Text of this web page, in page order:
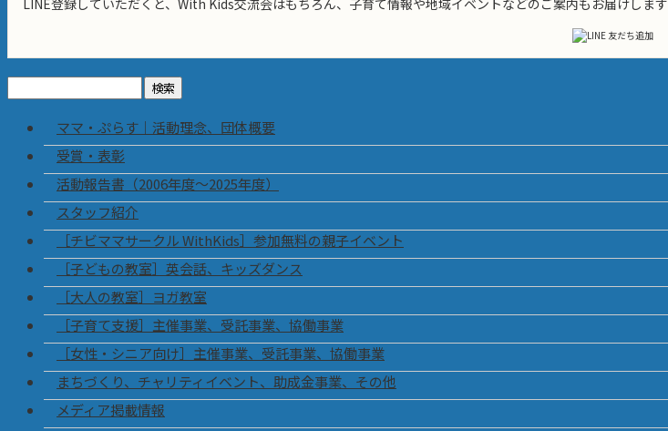
LINE登録していただくと、With Kids交流会はもちろん、子育て情報や地域イベントなどのご案内もお届けします
索:
ママ・ぷらす｜活動理念、団体概要
受賞・表彰
活動報告書（2006年度～2025年度）
スタッフ紹介
［チビママサークル WithKids］参加無料の親子イベント
［子どもの教室］英会話、キッズダンス
［大人の教室］ヨガ教室
［子育て支援］主催事業、受託事業、協働事業
［女性・シニア向け］主催事業、受託事業、協働事業
まちづくり、チャリティイベント、助成金事業、その他
メディア掲載情報